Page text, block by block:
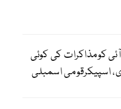
کومذاکرات کی کوئی
اسپیکرقومی اسمبلی